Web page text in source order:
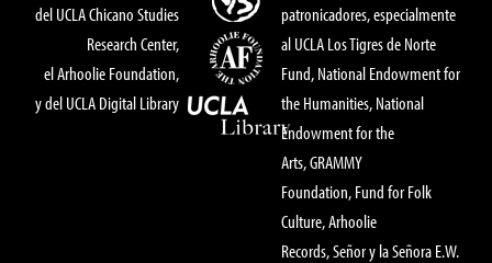
del UCLA Chicano Studies
Research Center,
el Arhoolie Foundation,
y del UCLA Digital Library
patronicadores, especialmente
al UCLA Los Tigres de Norte
Fund, National Endowment for
the Humanities, National
Endowment for the
Arts, GRAMMY
Foundation, Fund for Folk
Culture, Arhoolie
Records, Señor y la Señora E.W.